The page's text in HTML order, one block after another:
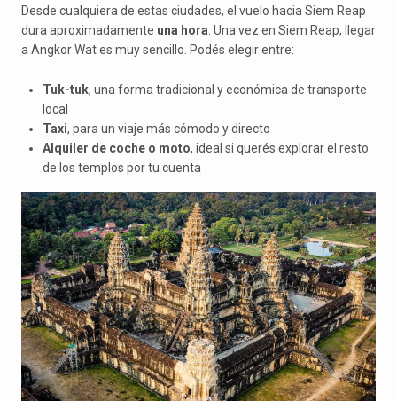
Desde cualquiera de estas ciudades, el vuelo hacia Siem Reap
dura aproximadamente una hora . Una vez en Siem Reap, llegar
a Angkor Wat es muy sencillo. Podés elegir entre:
Tuk-tuk, una forma tradicional y económica de transporte
local
Taxi, para un viaje más cómodo y directo
Alquiler de coche o moto, ideal si querés explorar el resto
de los templos por tu cuenta